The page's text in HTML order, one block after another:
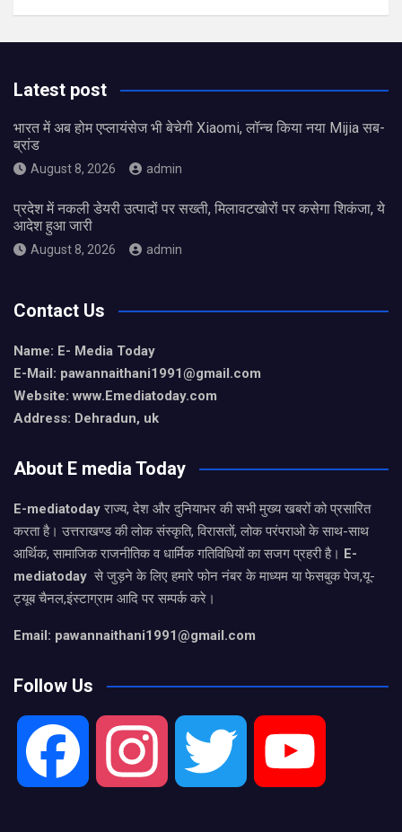
Latest post
भारत में अब होम एप्लायंसेज भी बेचेगी Xiaomi, लॉन्च किया नया Mijia सब-
ब्रांड
August 8, 2026 admin
प्रदेश में नकली डेयरी उत्पादों पर सख्ती, मिलावटखोरों पर कसेगा शिकंजा, ये
आदेश हुआ जारी
August 8, 2026 admin
Contact Us
Name: E- Media Today
E-Mail: pawannaithani1991@gmail.com
Website: www.Emediatoday.com
Address: Dehradun, uk
About E media Today
E-mediatodayराज्य, देश और दुनियाभर की सभी मुख्य खबरों को प्रसारित
करता है। उत्तराखण्ड की लोक संस्कृति, विरासतों, लोक परंपराओ के साथ-साथ
आर्थिक, सामाजिक राजनीतिक व धार्मिक गतिविधियों का सजग प्रहरी है। E-
mediatoday से जुड़ने के लिए हमारे फोन नंबर के माध्यम या फेसबुक पेज,यू-
ट्यूब चैनल,इंस्टाग्राम आदि पर सम्पर्क करे।
Email: pawannaithani1991@gmail.com
Follow Us